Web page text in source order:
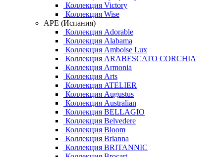
Коллекция Victory
Коллекция Wise
APE (Испания)
Коллекция Adorable
Коллекция Alabama
Коллекция Amboise Lux
Коллекция ARABESCATO CORCHIA
Коллекция Armonia
Коллекция Arts
Коллекция ATELIER
Коллекция Augustus
Коллекция Australian
Коллекция BELLAGIO
Коллекция Belvedere
Коллекция Bloom
Коллекция Brianna
Коллекция BRITANNIC